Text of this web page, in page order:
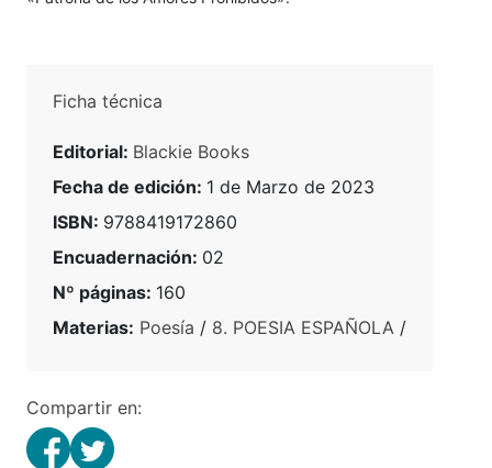
Ficha técnica
Editorial: Blackie Books
Fecha de edición: 1 de Marzo de 2023
ISBN: 9788419172860
Encuadernación: 02
Nº páginas: 160
Materias: Poesía / 8. POESIA ESPAÑOLA /
Compartir en: